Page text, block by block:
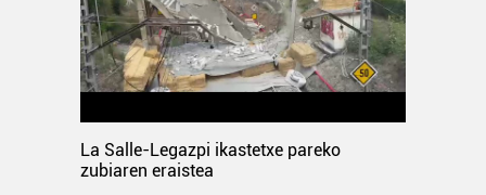
La Salle-Legazpi ikastetxe pareko
zubiaren eraistea